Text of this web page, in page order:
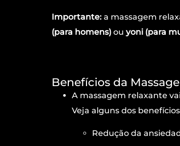
Importante: a massagem
(para homens) ou yoni (para
Benefícios da
A massagem relaxante
Veja alguns dos
Redução da